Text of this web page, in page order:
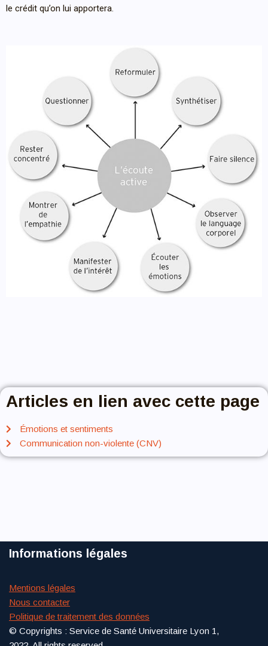
le crédit qu’on lui apportera.
Articles en lien avec cette page
Émotions et sentiments
Communication non-violente (CNV)
Informations légales
Mentions légales
Nous contacter
Politique de traitement des données
© Copyrights : Service de Santé Universitaire Lyon 1,